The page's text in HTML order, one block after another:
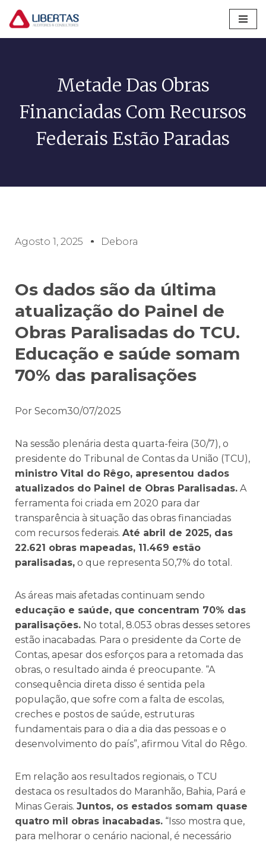
Pular
Metade Das Obras
Financiadas Com Recursos
Federais Estão Paradas
Agosto 1, 2025 Debora
Os dados são da última
atualização do Painel de
Obras Paralisadas do TCU.
Educação e saúde somam
70% das paralisações
Por Secom30/07/2025
Na sessão plenária desta quarta-feira (30/7), o
presidente do Tribunal de Contas da União (TCU),
ministro Vital do Rêgo, apresentou dados
atualizados do Painel de Obras Paralisadas. A
ferramenta foi criada em 2020 para dar
transparência à situação das obras financiadas
com recursos federais. Até abril de 2025, das
22.621 obras mapeadas, 11.469 estão
paralisadas, o que representa 50,7% do total.
As áreas mais afetadas continuam sendo
educação e saúde, que concentram 70% das
paralisações. No total, 8.053 obras desses setores
estão inacabadas. Para o presidente da Corte de
Contas, apesar dos esforços para a retomada das
obras, o resultado ainda é preocupante. “A
consequência direta disso é sentida pela
população, que sofre com a falta de escolas,
creches e postos de saúde, estruturas
fundamentais para o dia a dia das pessoas e o
desenvolvimento do país”, afirmou Vital do Rêgo.
Em relação aos resultados regionais, o TCU
destaca os resultados do Maranhão, Bahia, Pará e
Minas Gerais. Juntos, os estados somam quase
quatro mil obras inacabadas. “Isso mostra que,
para melhorar o cenário nacional, é necessário